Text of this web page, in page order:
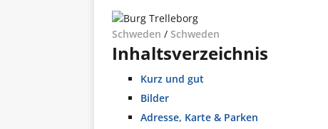
Schweden / Schweden
Inhaltsverzeichnis
Kurz und gut
Bilder
Adresse, Karte & Parken